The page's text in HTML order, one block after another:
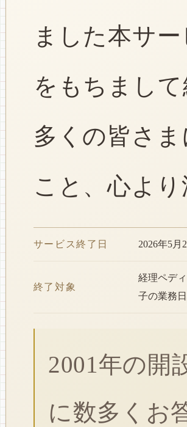
ました本サ
をもちまし
多くの皆さ
こと、心よ
サービス終了日 2026年5月
終了対象
経理ペデ
子の業務
2001年の開
に数多くお